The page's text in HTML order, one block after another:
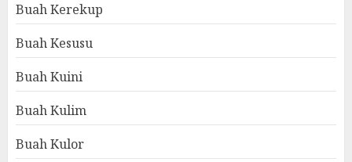
Buah Kerekup
Buah Kesusu
Buah Kuini
Buah Kulim
Buah Kulor